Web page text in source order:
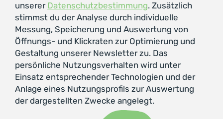
unserer Datenschutzbestimmung. Zusätzlich
stimmst du der Analyse durch individuelle
Messung, Speicherung und Auswertung von
Öffnungs- und Klickraten zur Optimierung und
Gestaltung unserer Newsletter zu. Das
persönliche Nutzungsverhalten wird unter
Einsatz entsprechender Technologien und der
Anlage eines Nutzungsprofils zur Auswertung
der dargestellten Zwecke angelegt.